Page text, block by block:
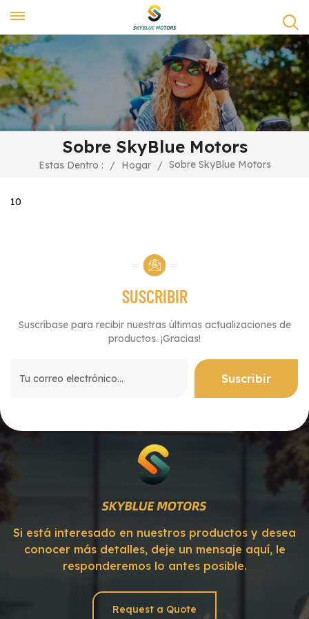
Sobre SkyBlue Motors
Estas Dentro : / Hogar / Sobre SkyBlue Motors
10
SUSCRIBIR
Suscríbase para recibir nuestras últimas actualizaciones de
productos. ¡Gracias!
Si está interesado en nuestros productos y desea
conocer más detalles, deje un mensaje aquí, le
responderemos lo antes posible.
Request a Quote